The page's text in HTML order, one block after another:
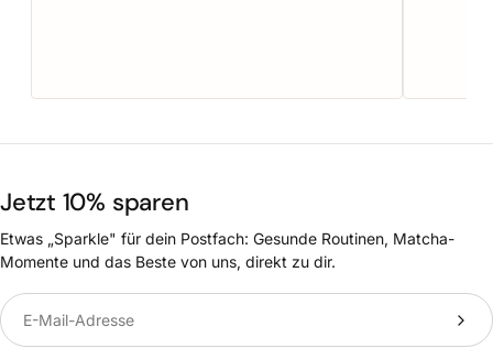
Jetzt 10% sparen
Etwas „Sparkle" für dein Postfach: Gesunde Routinen, Matcha-
Momente und das Beste von uns, direkt zu dir.
Translation missing: de.newsletter.label